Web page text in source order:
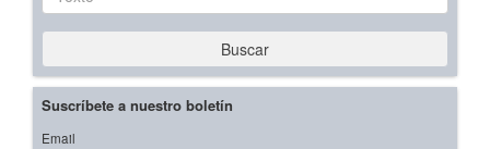
Buscar
Suscríbete a nuestro boletín
Email